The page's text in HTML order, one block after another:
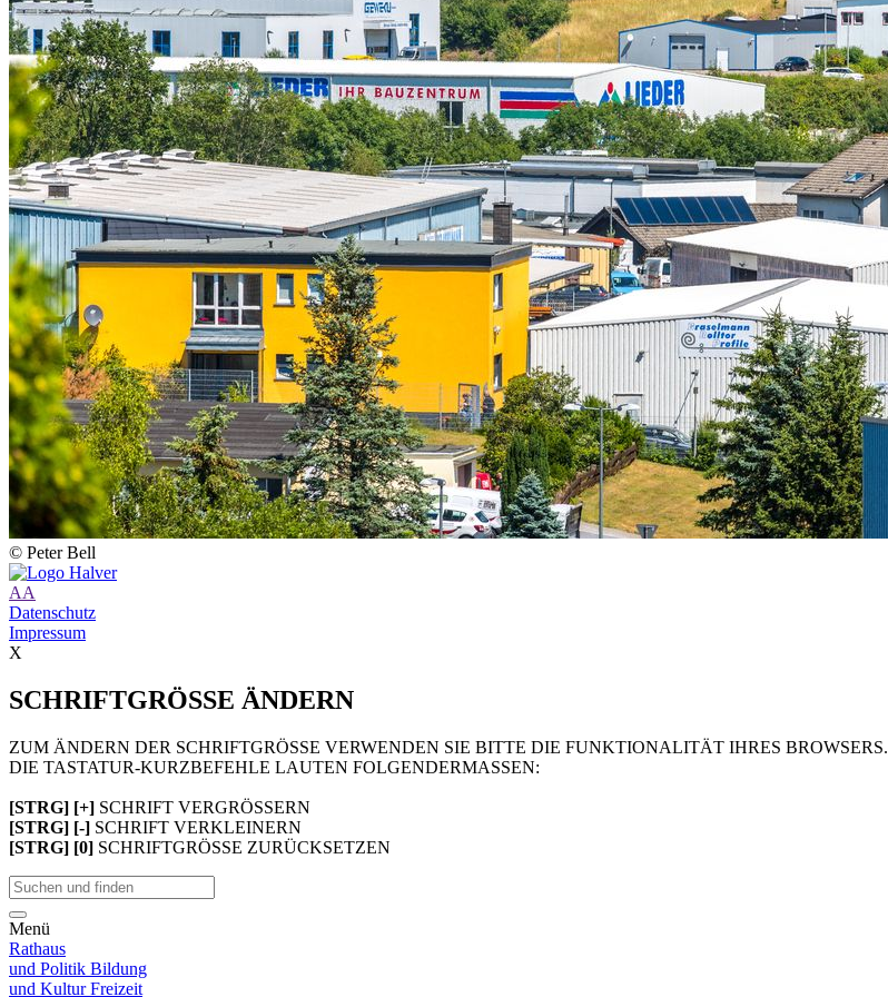
© Peter Bell
AA
Datenschutz
Impressum
X
SCHRIFTGRÖSSE ÄNDERN
ZUM ÄNDERN DER SCHRIFTGRÖSSE VERWENDEN SIE BITTE DIE FUNKTIONALITÄT IHRES BROWSERS.
DIE TASTATUR-KURZBEFEHLE LAUTEN FOLGENDERMASSEN:
[STRG] [+] SCHRIFT VERGRÖSSERN
[STRG] [-] SCHRIFT VERKLEINERN
[STRG] [0] SCHRIFTGRÖSSE ZURÜCKSETZEN
Menü
Rathaus
und Politik Bildung
und KulturFreizeit